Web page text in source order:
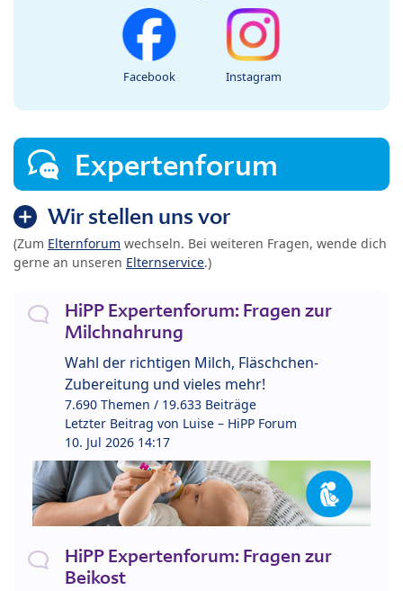
Facebook Instagram
Expertenforum
Wir stellen uns vor
(Zum Elternforum wechseln. Bei weiteren Fragen, wende dich
gerne an unseren Elternservice.)
HiPP Expertenforum: Fragen zur
Milchnahrung
Wahl der richtigen Milch, Fläschchen-
Zubereitung und vieles mehr!
7.690 Themen / 19.633 Beiträge
Letzter Beitrag von Luise – HiPP Forum
10. Jul 2026 14:17
HiPP Expertenforum: Fragen zur
Beikost